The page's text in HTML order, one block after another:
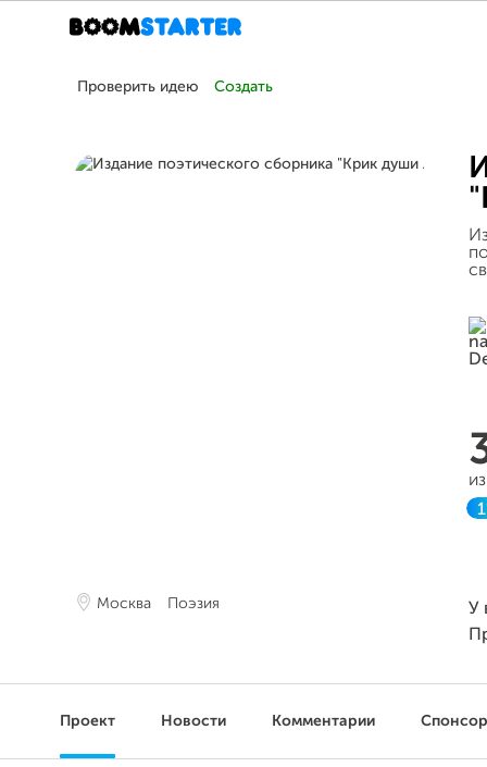
Проверить идею Создать
Москва Поэзия
У
Проект Новости Комментарии